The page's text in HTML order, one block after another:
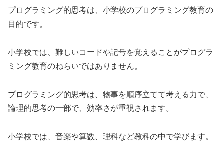
プログラミング的思考は、小学校のプログラミング教育の
目的です。
小学校では、難しいコードや記号を覚えることがプログラ
ミング教育のねらいではありません。
プログラミング的思考は、物事を順序立てて考える力で、
論理的思考の一部で、効率さが重視されます。
小学校では、音楽や算数、理科など教科の中で学びます。